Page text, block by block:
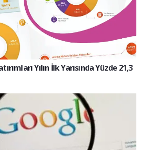
Yılın İlk Yarısında Yüzde 21,3